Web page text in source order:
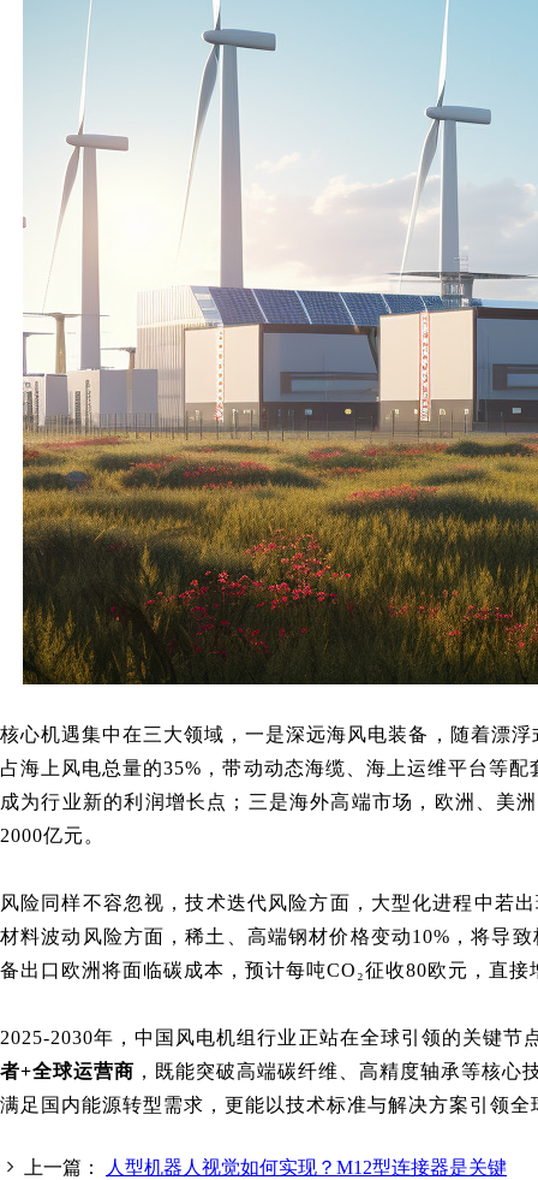
核心机遇集中在三大领域 ，一是深远海风电装备，随着漂
占海上风电总量的35%，带动动态海缆、海上运维平台等
成为行业新的利润增长点；三是海外高端市场，欧洲、美
2000亿元。
风险同样不容忽视 ，技术迭代风险方面，大型化进程中若
材料波动风险方面，稀土、高端钢材价格变动10%，将导
备出口欧洲将面临碳成本，预计每吨CO₂征收80欧元，直接
2025-2030年，中国风电机组行业正站在全球引领的关键节
者+全球运营商 ， 既能突破高端碳纤维、高精度轴承等核心
满足国内能源转型需求，更能以技术标准与解决方案引领
上一篇：
人型机器人视觉如何实现？M12型连接器是关键